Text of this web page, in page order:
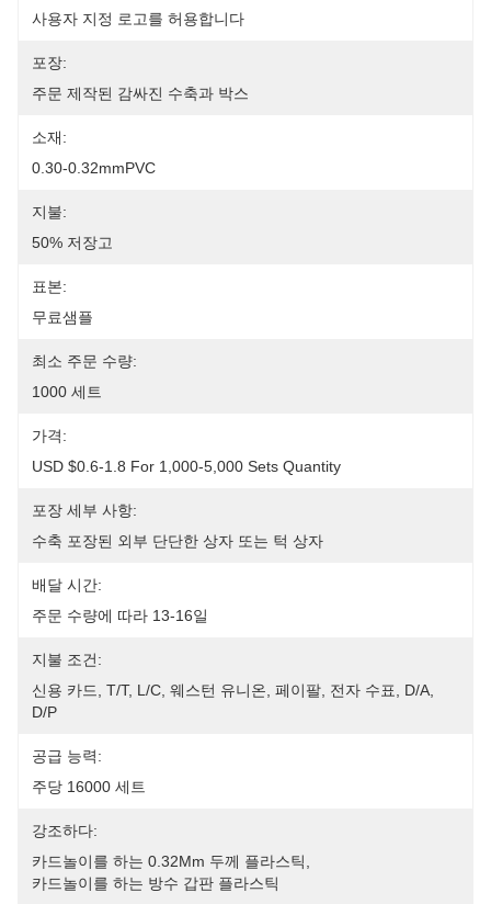
사용자 지정 로고를 허용합니다
포장:
주문 제작된 감싸진 수축과 박스
소재:
0.30-0.32mmPVC
지불:
50% 저장고
표본:
무료샘플
최소 주문 수량:
1000 세트
가격:
USD $0.6-1.8 For 1,000-5,000 Sets Quantity
포장 세부 사항:
수축 포장된 외부 단단한 상자 또는 턱 상자
배달 시간:
주문 수량에 따라 13-16일
지불 조건:
신용 카드, T/T, L/C, 웨스턴 유니온, 페이팔, 전자 수표, D/A,
D/P
공급 능력:
주당 16000 세트
강조하다:
카드놀이를 하는 0.32Mm 두께 플라스틱
카드놀이를 하는 방수 갑판 플라스틱